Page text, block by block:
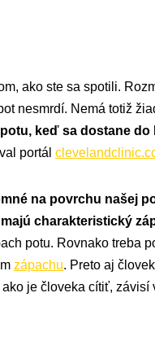
ako ste sa spotili.
nesmrdí. Nemá totiž
keď sa dostane do
portál
na povrchu našej
charakteristický
potu. Rovnako treba
zápachu. Preto aj
je človeka cítiť, závisí